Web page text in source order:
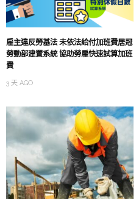
雇主違反勞基法 未依法給付加班費居冠
勞動部建置系統 協助勞雇快速試算加班
費
3 天 AGO